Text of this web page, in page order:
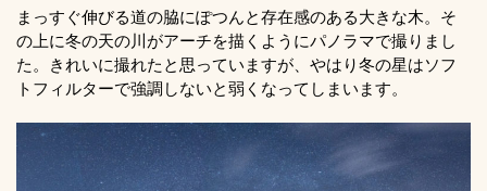
まっすぐ伸びる道の脇にぽつんと存在感のある大きな木。そ
の上に冬の天の川がアーチを描くようにパノラマで撮りまし
た。きれいに撮れたと思っていますが、やはり冬の星はソフ
トフィルターで強調しないと弱くなってしまいます。